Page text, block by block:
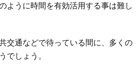
ように時間を有効活用する事は難し
交通などで待っている間に、多くの
でしょう。